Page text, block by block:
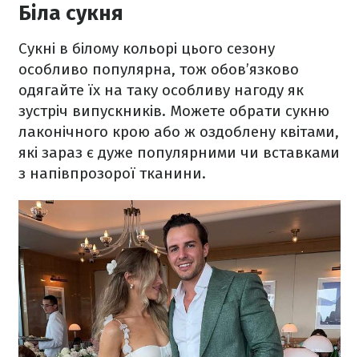
Біла сукня
Сукні в білому кольорі цього сезону
особливо популярна, тож обов’язково
одягайте їх на таку особливу нагоду як
зустріч випускників. Можете обрати сукню
лаконічного крою або ж оздоблену квітами,
які зараз є дуже популярними чи вставками
з напівпрозорої тканини.